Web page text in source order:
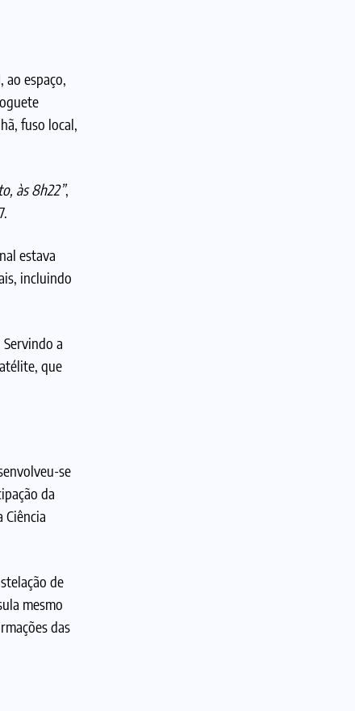
espaço,
fuso local,
às 8h22”,
estava
incluindo
a
que
se
da
de
mesmo
das